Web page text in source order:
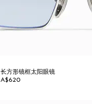
长方形镜框太阳眼镜
A$620